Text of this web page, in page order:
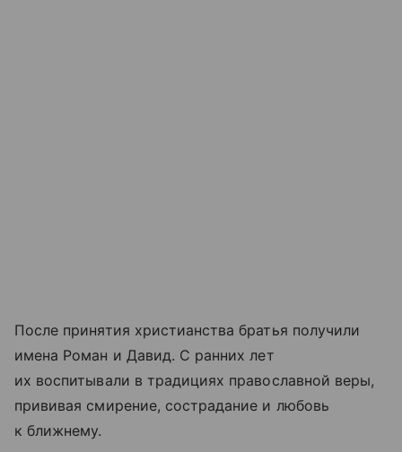
После принятия христианства братья получили
имена Роман и Давид. С ранних лет
их воспитывали в традициях православной веры,
прививая смирение, сострадание и любовь
к ближнему.